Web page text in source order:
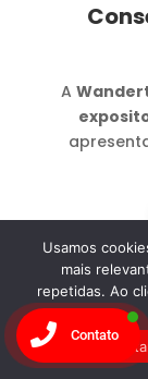
A
Usamos
mais
repetidas. Ao
Contato